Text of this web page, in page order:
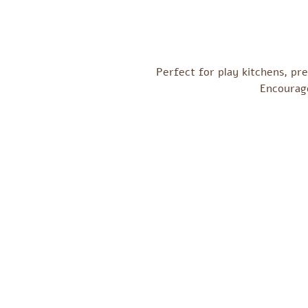
Perfect for play kitchens,